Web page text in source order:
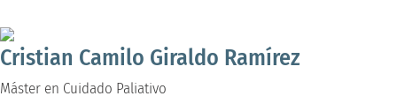
Cristian Camilo Giraldo Ramírez
Máster en Cuidado Paliativo